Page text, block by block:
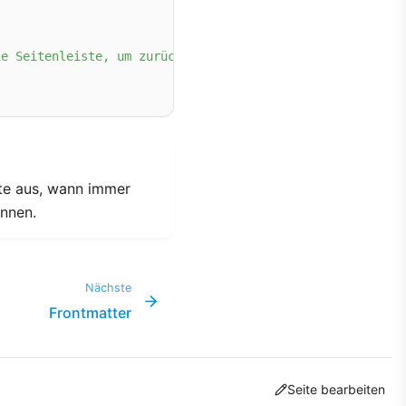
Seitenleiste, um zurückzufinden."
aus, wann immer
Nächste
Frontmatter
Seite bearbeiten